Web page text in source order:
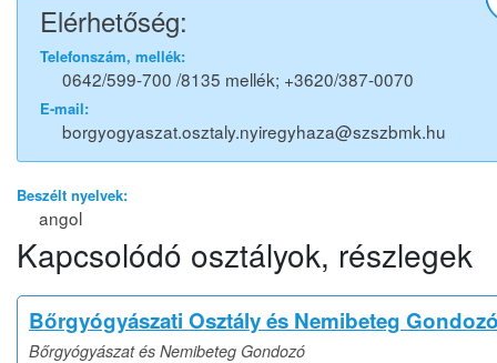
Elérhetőség:
Telefonszám, mellék:
0642/599-700 /8135 mellék; +3620/387-0070
E-mail:
borgyogyaszat.osztaly.nyiregyhaza@szszbmk.hu
Beszélt nyelvek:
angol
Kapcsolódó osztályok, részlegek
Bőrgyógyászati Osztály és Nemibeteg
Bőrgyógyászat és Nemibeteg Gondozó